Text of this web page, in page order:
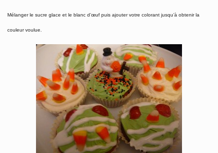
Mélanger le sucre glace et le blanc d’œuf puis ajouter votre colorant jusqu’à obtenir la
couleur voulue.